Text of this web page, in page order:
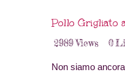
Pollo Grigliato
2989Views 0
Non siamo